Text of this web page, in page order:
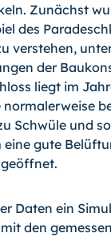
Zunächst
des
verstehen,
der
liegt im
Schwüle und
gute
geöffnet.
Daten ein
den